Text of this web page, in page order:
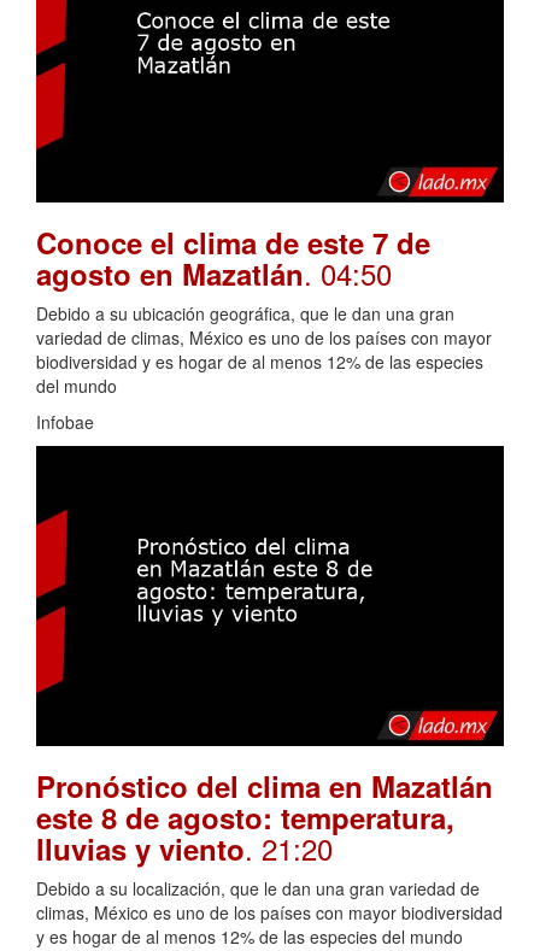
Conoce el clima de este 7 de
agosto en Mazatlán. 04:50
Debido a su ubicación geográfica, que le dan una gran
variedad de climas, México es uno de los países con mayor
biodiversidad y es hogar de al menos 12% de las especies
del mundo
Infobae
Pronóstico del clima en Mazatlán
este 8 de agosto: temperatura,
lluvias y viento. 21:20
Debido a su localización, que le dan una gran variedad de
climas, México es uno de los países con mayor biodiversidad
y es hogar de al menos 12% de las especies del mundo